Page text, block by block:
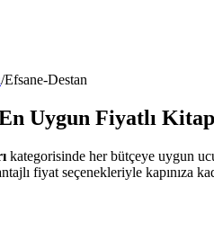
/Efsane-Destan
Uygun Fiyatlı
kategorisinde her bütçeye uygun
fiyat seçenekleriyle kapınıza